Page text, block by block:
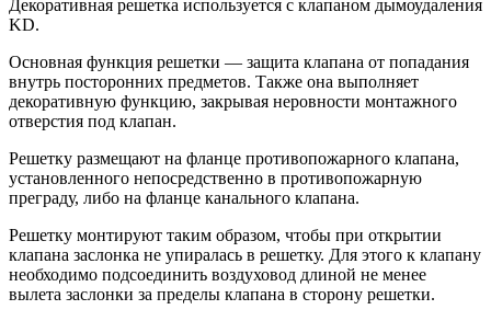
Декоративная решетка используется с клапаном дымоудаления
KD.
Основная функция решетки — защита клапана от попадания
внутрь посторонних предметов. Также она выполняет
декоративную функцию, закрывая неровности монтажного
отверстия под клапан.
Решетку размещают на фланце противопожарного клапана,
установленного непосредственно в противопожарную
преграду, либо на фланце канального клапана.
Решетку монтируют таким образом, чтобы при открытии
клапана заслонка не упиралась в решетку. Для этого к клапану
необходимо подсоединить воздуховод длиной не менее
вылета заслонки за пределы клапана в сторону решетки.